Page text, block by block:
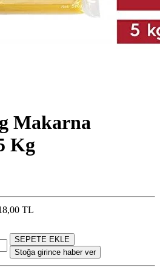
Makarna
Kg
TL
SEPETE EKLE
Stoğa girince haber ver